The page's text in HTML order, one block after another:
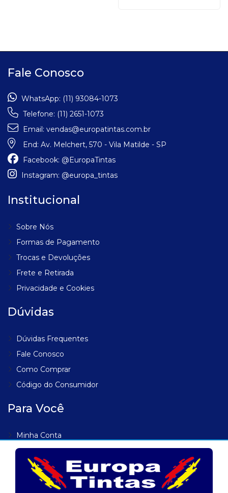
Fale Conosco
WhatsApp: (11) 93084-1073
Telefone: (11) 2651-1073
Email: vendas@europatintas.com.br
End: Av. Melchert, 570 - Vila Matilde - SP
Facebook: @EuropaTintas
Instagram: @europa_tintas
Institucional
Sobre Nós
Formas de Pagamento
Trocas e Devoluções
Frete e Retirada
Privacidade e Cookies
Dúvidas
Dúvidas Frequentes
Fale Conosco
Como Comprar
Código do Consumidor
Para Você
Minha Conta
Meus Endereços
Meus Pedidos
Lista de Desejos